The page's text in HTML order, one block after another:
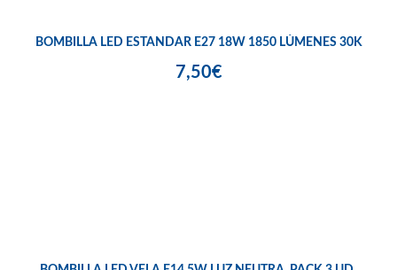
BOMBILLA LED ESTANDAR E27 18W 1850 LÚMENES 30K
7,50€